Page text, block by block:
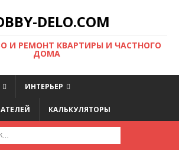
DELO.COM
И РЕМОНТ КВАРТИРЫ И ЧАСТНОГО
ДОМА
ИНТЕРЬЕР
КАЛЬКУЛЯТОРЫ